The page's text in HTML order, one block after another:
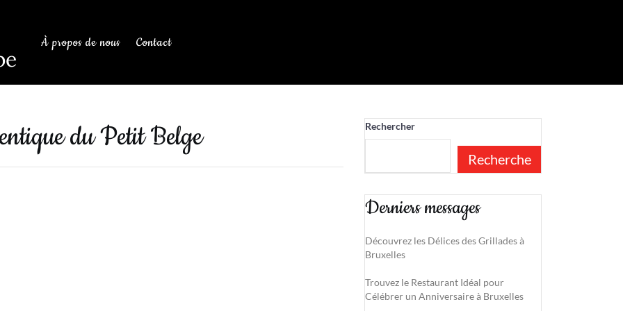
À propos de nous Contact
du Petit Belge Rechercher
Recherche
Derniers messages
Découvrez les Délices des Grillades à
Bruxelles
Trouvez le Restaurant Idéal pour
Célébrer un Anniversaire à Bruxelles